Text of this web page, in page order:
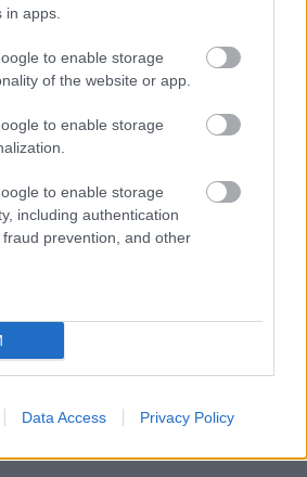
apps.
to enable storage
of the website or app.
to enable storage
to enable storage
including authentication
prevention, and other
Data Access Privacy Policy
315 μόνιμοι στο
1.102 οι αιτήσεις
θέσεις εργασίας στο
πτυχίο)
νησιά Θέσεις εργασίας